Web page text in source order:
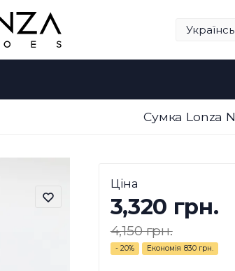
Сумка Lonza
Ціна
3,320 грн.
4,150 грн.
- 20% Економія 830 грн.